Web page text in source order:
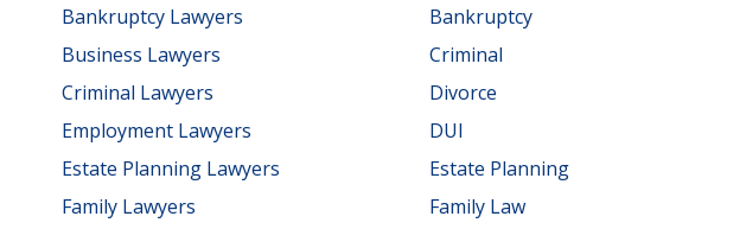
Bankruptcy Lawyers
Business Lawyers
Criminal Lawyers
Employment Lawyers
Estate Planning Lawyers
Family Lawyers
Bankruptcy
Criminal
Divorce
DUI
Estate Planning
Family Law